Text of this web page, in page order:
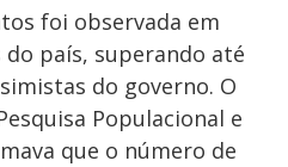
foi observada em
país, superando até
do governo. O
Populacional e
que o número de